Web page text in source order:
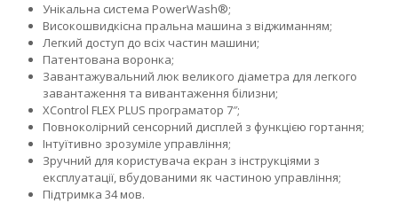
Унікальна система PowerWash®;
Високошвидкісна пральна машина з віджиманням;
Легкий доступ до всіх частин машини;
Патентована воронка;
Завантажувальний люк великого діаметра для легкого
завантаження та вивантаження білизни;
XControl FLEX PLUS програматор 7″;
Повноколірний сенсорний дисплей з функцією гортання;
Інтуїтивно зрозуміле управління;
Зручний для користувача екран з інструкціями з
експлуатації, вбудованими як частиною управління;
Підтримка 34 мов.